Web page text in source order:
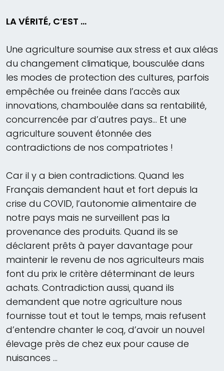
LA VÉRITÉ, C’EST …
Une agriculture soumise aux stress et aux aléas
du changement climatique, bousculée dans
les modes de protection des cultures, parfois
empêchée ou freinée dans l’accès aux
innovations, chamboulée dans sa rentabilité,
concurrencée par d’autres pays… Et une
agriculture souvent étonnée des
contradictions de nos compatriotes !
Car il y a bien contradictions. Quand les
Français demandent haut et fort depuis la
crise du COVID, l’autonomie alimentaire de
notre pays mais ne surveillent pas la
provenance des produits. Quand ils se
déclarent prêts à payer davantage pour
maintenir le revenu de nos agriculteurs mais
font du prix le critère déterminant de leurs
achats. Contradiction aussi, quand ils
demandent que notre agriculture nous
fournisse tout et tout le temps, mais refusent
d’entendre chanter le coq, d’avoir un nouvel
élevage près de chez eux pour cause de
nuisances …